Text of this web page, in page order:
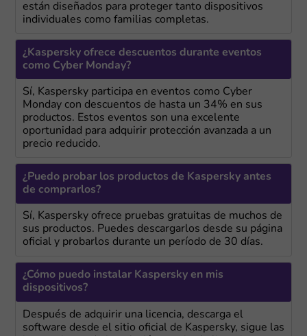
están diseñados para proteger tanto dispositivos
individuales como familias completas.
¿Kaspersky ofrece descuentos durante eventos
como Cyber Monday?
Sí, Kaspersky participa en eventos como Cyber
Monday con descuentos de hasta un 34% en sus
productos. Estos eventos son una excelente
oportunidad para adquirir protección avanzada a un
precio reducido.
¿Puedo probar los productos de Kaspersky antes
de comprarlos?
Sí, Kaspersky ofrece pruebas gratuitas de muchos de
sus productos. Puedes descargarlos desde su página
oficial y probarlos durante un período de 30 días.
¿Cómo puedo instalar Kaspersky en mis
dispositivos?
Después de adquirir una licencia, descarga el
software desde el sitio oficial de Kaspersky, sigue las